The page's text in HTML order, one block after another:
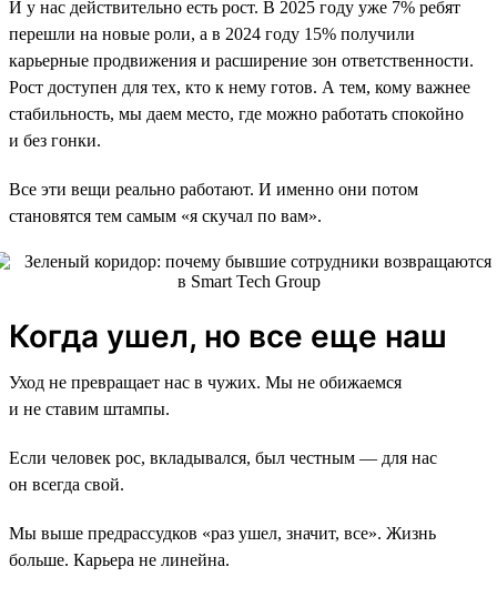
И у нас действительно есть рост. В 2025 году уже 7% ребят
перешли на новые роли, а в 2024 году 15% получили
карьерные продвижения и расширение зон ответственности.
Рост доступен для тех, кто к нему готов. А тем, кому важнее
стабильность, мы даем место, где можно работать спокойно
и без гонки.
Все эти вещи реально работают. И именно они потом
становятся тем самым «я скучал по вам».
Когда ушел, но все еще наш
Уход не превращает нас в чужих. Мы не обижаемся
и не ставим штампы.
Если человек рос, вкладывался, был честным — для нас
он всегда свой.
Мы выше предрассудков «раз ушел, значит, все». Жизнь
больше. Карьера не линейна.